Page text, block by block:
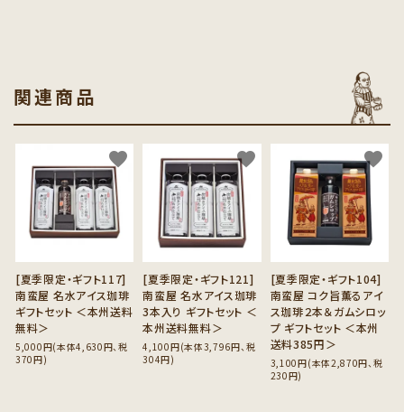
関連商品
[夏季限定・ギフト117]
南蛮屋 名水アイス珈琲
ギフトセット ＜本州送料
無料＞
5,000円(本体4,630円、税
370円)
favorite
[夏季限定・ギフト121]
南蛮屋 名水アイス珈琲
3本入り ギフトセット ＜
本州送料無料＞
4,100円(本体3,796円、税
304円)
favorite
[夏季限定・ギフト104]
南蛮屋 コク旨薫るアイ
ス珈琲２本＆ガムシロッ
プ ギフトセット ＜本州
送料385円＞
3,100円(本体2,870円、税
230円)
favorite